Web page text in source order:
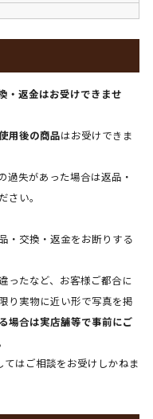
・返金はお受けできませ
用後の商品はお受けできま
過失があった場合は返品・
さい。
・交換・返金をお断りする
ったなど、お客様ご都合に
り実物に近い形で写真を掲
場合は実店舗等で事前にご
てはご相談をお受けしかねま